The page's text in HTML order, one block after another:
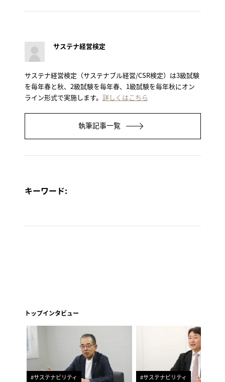
サステナ経営検定
サステナ経営検定（サステナブル経営/CSR検定）は3級試験
を毎年春と秋、2級試験を毎年春、1級試験を毎年秋にオン
ライン形式で実施します。 詳しくはこちら
執筆記事一覧
キーワード:
トップインタビュー
#サステナビリティ #サステナビリティ